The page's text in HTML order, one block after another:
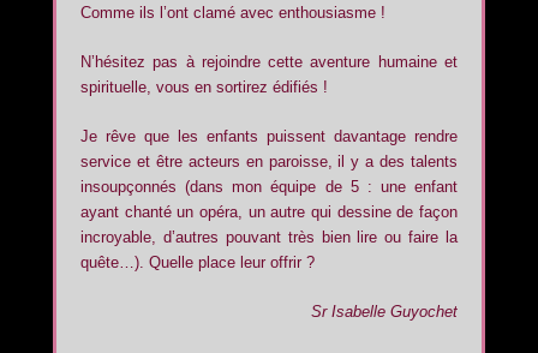
Comme ils l’ont clamé avec enthousiasme !
N’hésitez pas à rejoindre cette aventure humaine et
spirituelle, vous en sortirez édifiés !
Je rêve que les enfants puissent davantage rendre
service et être acteurs en paroisse, il y a des talents
insoupçonnés (dans mon équipe de 5 : une enfant
ayant chanté un opéra, un autre qui dessine de façon
incroyable, d’autres pouvant très bien lire ou faire la
quête…). Quelle place leur offrir ?
Sr Isabelle Guyochet